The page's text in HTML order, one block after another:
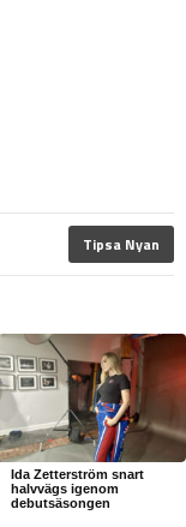
Tipsa Nyan
Ida Zetterström snart
halvvägs igenom
debutsäsongen